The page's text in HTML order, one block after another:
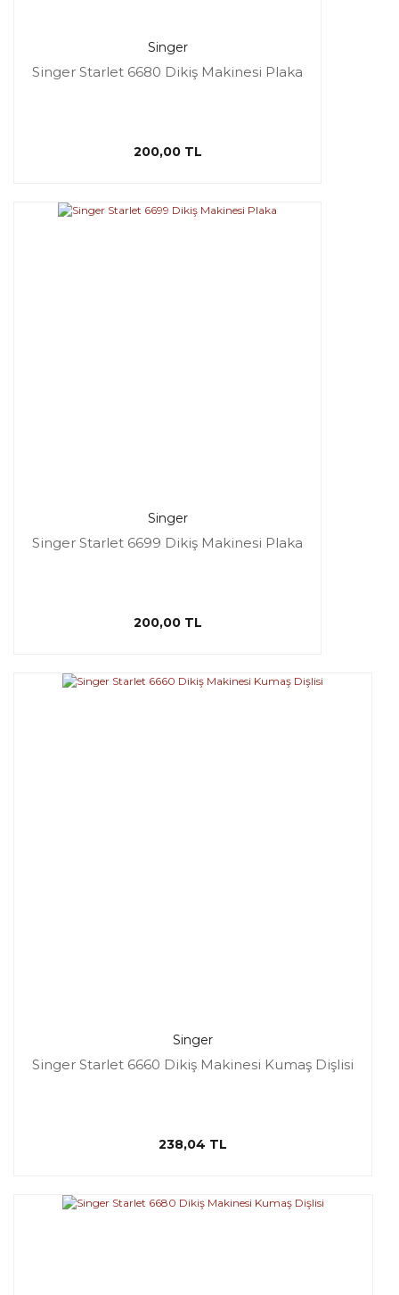
Singer
Singer Starlet 6680 Dikiş Makinesi Plaka
200,00 TL
Singer
Singer Starlet 6699 Dikiş Makinesi Plaka
200,00 TL
Singer
Singer Starlet 6660 Dikiş Makinesi Kumaş Dişlisi
238,04 TL